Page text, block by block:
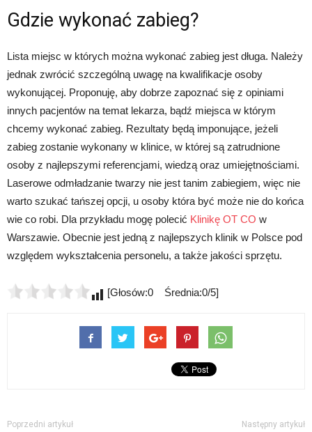
Gdzie wykonać zabieg?
Lista miejsc w których można wykonać zabieg jest długa. Należy
jednak zwrócić szczególną uwagę na kwalifikacje osoby
wykonującej. Proponuję, aby dobrze zapoznać się z opiniami
innych pacjentów na temat lekarza, bądź miejsca w którym
chcemy wykonać zabieg. Rezultaty będą imponujące, jeżeli
zabieg zostanie wykonany w klinice, w której są zatrudnione
osoby z najlepszymi referencjami, wiedzą oraz umiejętnościami.
Laserowe odmładzanie twarzy nie jest tanim zabiegiem, więc nie
warto szukać tańszej opcji, u osoby która być może nie do końca
wie co robi. Dla przykładu mogę polecić Klinikę OT CO w
Warszawie. Obecnie jest jedną z najlepszych klinik w Polsce pod
względem wykształcenia personelu, a także jakości sprzętu.
[Głosów:0 Średnia:0/5]
Poprzedni artykuł Następny artykuł